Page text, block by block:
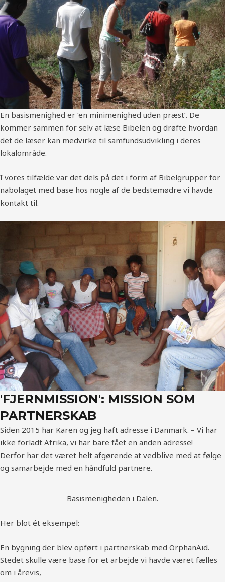
En basismenighed er ‘en minimenighed uden præst’. De
kommer sammen for selv at læse Bibelen og drøfte hvordan
det de læser kan medvirke til samfundsudvikling i deres
lokalområde.
I vores tilfælde var det dels på det i form af Bibelgrupper for
nabolaget med base hos nogle af de bedstemødre vi havde
kontakt til.
'FJERNMISSION': MISSION SOM
PARTNERSKAB
Siden 2015 har Karen og jeg haft adresse i Danmark. – Vi har
ikke forladt Afrika, vi har bare fået en anden adresse!
Derfor har det været helt afgørende at vedblive med at følge
og samarbejde med en håndfuld partnere.
Basismenigheden i Dalen.
Her blot ét eksempel:
En bygning der blev opført i partnerskab med OrphanAid.
Stedet skulle være base for et arbejde vi havde været fælles
om i årevis,